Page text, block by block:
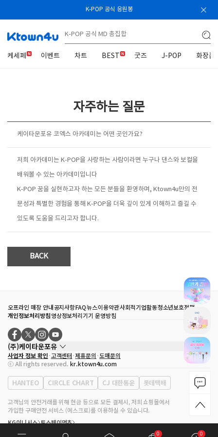
K-POP 공식 응원봉
케세페 이벤트 차트 BEST 굿즈 J-POP 화장품
자주하는 질문
케이타운포유 코엑스 아카데미는 어떤 곳인가요?
저희 아카데미는 K-POP을 사랑하는 사람이라면 누구나 댄스와 보컬을
배워볼 수 있는 아카데미입니다
K-POP 꿈을 실현하고자 하는 모든 분들을 환영하며, Ktown4u만의 전
문성과 특별한 경험을 통해 K-POP을 더욱 깊이 있게 이해하고 즐길 수
있도록 도움을 드리고자 합니다.
BACK
0 0